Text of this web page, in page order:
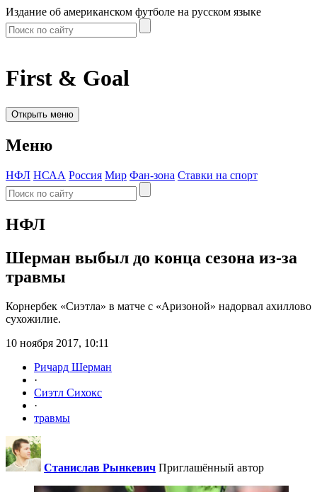
Издание об американском футболе на русском языке
First & Goal
Открыть меню
Меню
НФЛ НСАА Россия Мир Фан-зона Ставки на спорт
НФЛ
Шерман выбыл до конца сезона из-за
травмы
Корнербек «Сиэтла» в матче с «Аризоной» надорвал ахиллово
сухожилие.
10 ноября 2017, 10:11
Ричард Шерман
·
Сиэтл Сихокс
·
травмы
Станислав Рынкевич Приглашённый автор